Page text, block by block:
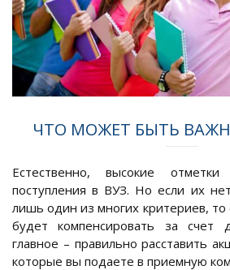
ЧТО МОЖЕТ БЫТЬ
Естественно, высокие отметки
поступления в ВУЗ. Но если их
лишь один из многих критериев,
будет компенсировать за счет
главное – правильно расставить
которые вы подаете в приемную